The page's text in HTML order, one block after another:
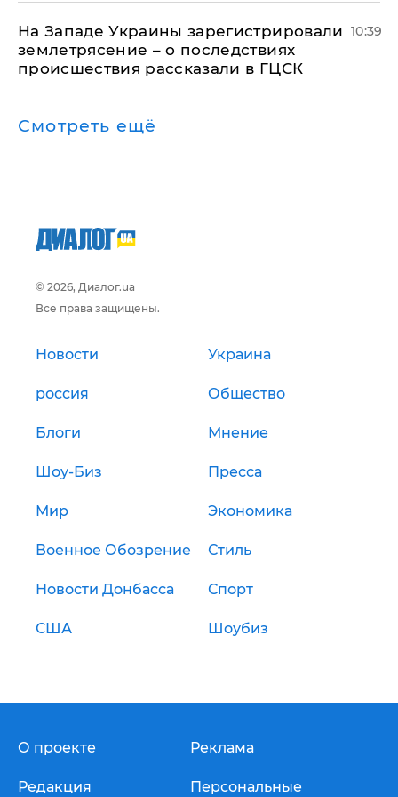
На Западе Украины зарегистрировали
землетрясение – о последствиях
происшествия рассказали в ГЦСК
10:39
Смотреть ещё
© 2026, Диалог.ua
Все права защищены.
Новости Украина
россия Общество
Блоги Мнение
Шоу-Биз Пресса
Мир Экономика
Военное Обозрение Стиль
Новости Донбасса Спорт
США Шоубиз
О проекте
Редакция
Реклама
Персональные